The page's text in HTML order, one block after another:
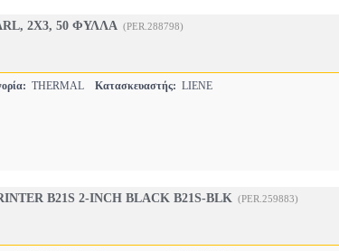
2X3, 50 ΦΥΛΛΑ (PER.288798)
THERMAL Κατασκευαστής: LIENE
B21S 2-INCH BLACK B21S-BLK (PER.259883)